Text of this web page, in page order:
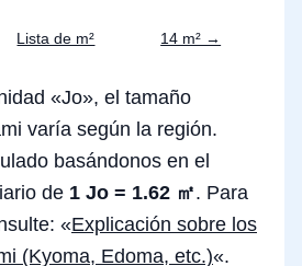
Lista de m² 14 m² →
«Jo», el tamaño
varía según la región.
basándonos en el
de 1 Jo = 1.62 ㎡. Para
«Explicación sobre los
(Kyoma, Edoma, etc.)«.